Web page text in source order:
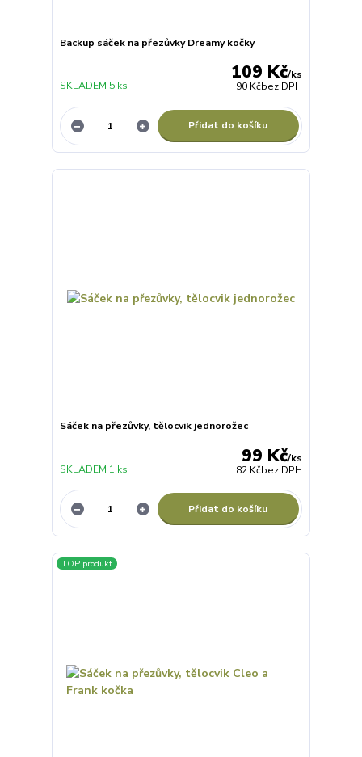
Backup sáček na přezůvky Dreamy kočky
109 Kč/ks
90 Kčbez DPH
SKLADEM 5 ks
Přidat do košíku
Sáček na přezůvky, tělocvik jednorožec
99 Kč/ks
82 Kčbez DPH
SKLADEM 1 ks
Přidat do košíku
TOP produkt